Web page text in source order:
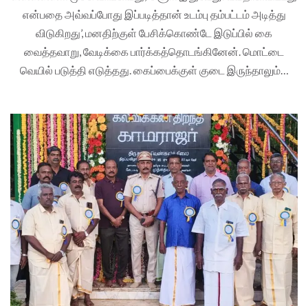
என்பதை அவ்வப்போது இப்படித்தான் உடம்பு தம்பட்டம் அடித்து
விடுகிறது’, மனதிற்குள் பேசிக்கொண்டே இடுப்பில் கை
வைத்தவாறு, வேடிக்கை பார்க்கத்தொடங்கினேன். மொட்டை
வெயில் படுத்தி எடுத்தது. கைப்பைக்குள் குடை இருந்தாலும்…